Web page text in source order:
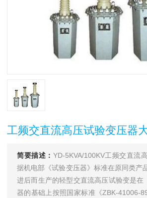
工频交直流高压试验变压器
简要描述： YD-5KVA/100KV工频交直流
据机电部《试验变压器》标准在原同类产
进后而生产的轻型交直流高压试验变是在
器的基础上按照国家标准《ZBK-41006-